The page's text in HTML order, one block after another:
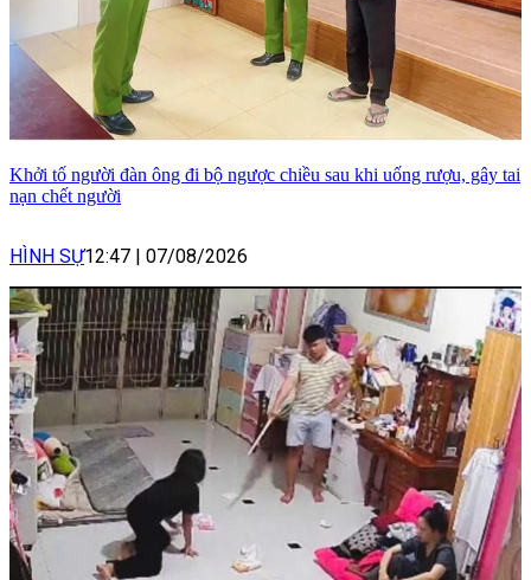
Khởi tố người đàn ông đi bộ ngược chiều sau khi uống rượu, gây tai
nạn chết người
HÌNH SỰ12:47 | 07/08/2026